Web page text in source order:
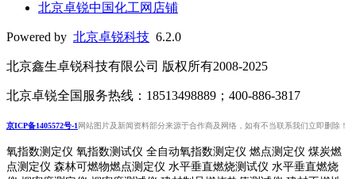
北京卓锐中国化工网店铺
Powered by 北京卓锐科技 6.2.0
北京鑫生卓锐科技有限公司 版权所有2008-2025
北京卓锐全国服务热线：18513498889；400-886-3817
京ICP备1405572号-1网站图片及新闻资料部分来源于合作商及网络，如有不当联系我们立即删除！
氧指数测定仪 氧指数测试仪 全自动氧指数测定仪 燃点测定仪 煤炭燃
点测定仪 森林可燃物燃点测定仪 水平垂直燃烧测试仪 水平垂直燃烧